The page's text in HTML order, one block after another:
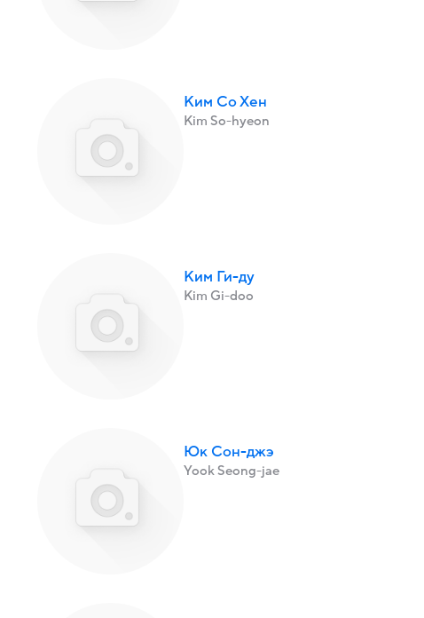
Ким Со Хен
Kim So-hyeon
Ким Ги-ду
Kim Gi-doo
Юк Сон-джэ
Yook Seong-jae